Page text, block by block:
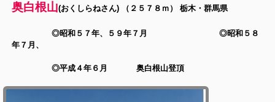
奥白根山(おくしらねさん) （２５７８ｍ） 栃木・群馬県
◎昭和５７年、５９年７月
◎昭和５８
年７月、
◎平成４年６月 奥白根山登頂